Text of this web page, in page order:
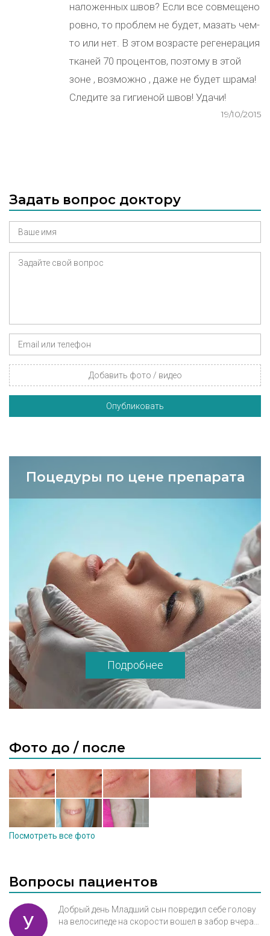
наложенных швов? Если все совмещено
ровно, то проблем не будет, мазать чем-
то или нет. В этом возрасте регенерация
тканей 70 процентов, поэтому в этой
зоне , возможно , даже не будет шрама!
Следите за гигиеной швов! Удачи!
19/10/2015
Задать вопрос доктору
Добавить фото / видео
Опубликовать
Поцедуры по цене препарата
Подробнее
Фото до / после
Посмотреть все фото
Вопросы пациентов
У
Добрый день Младший сын повредил себе голову
на велосипеде на скорости вошел в забор вчера